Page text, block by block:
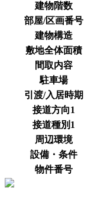
建物階数
部屋/区画番号
建物構造
敷地全体面積
間取内容
駐車場
引渡/入居時期
接道方向1
接道種別1
周辺環境
設備・条件
物件番号